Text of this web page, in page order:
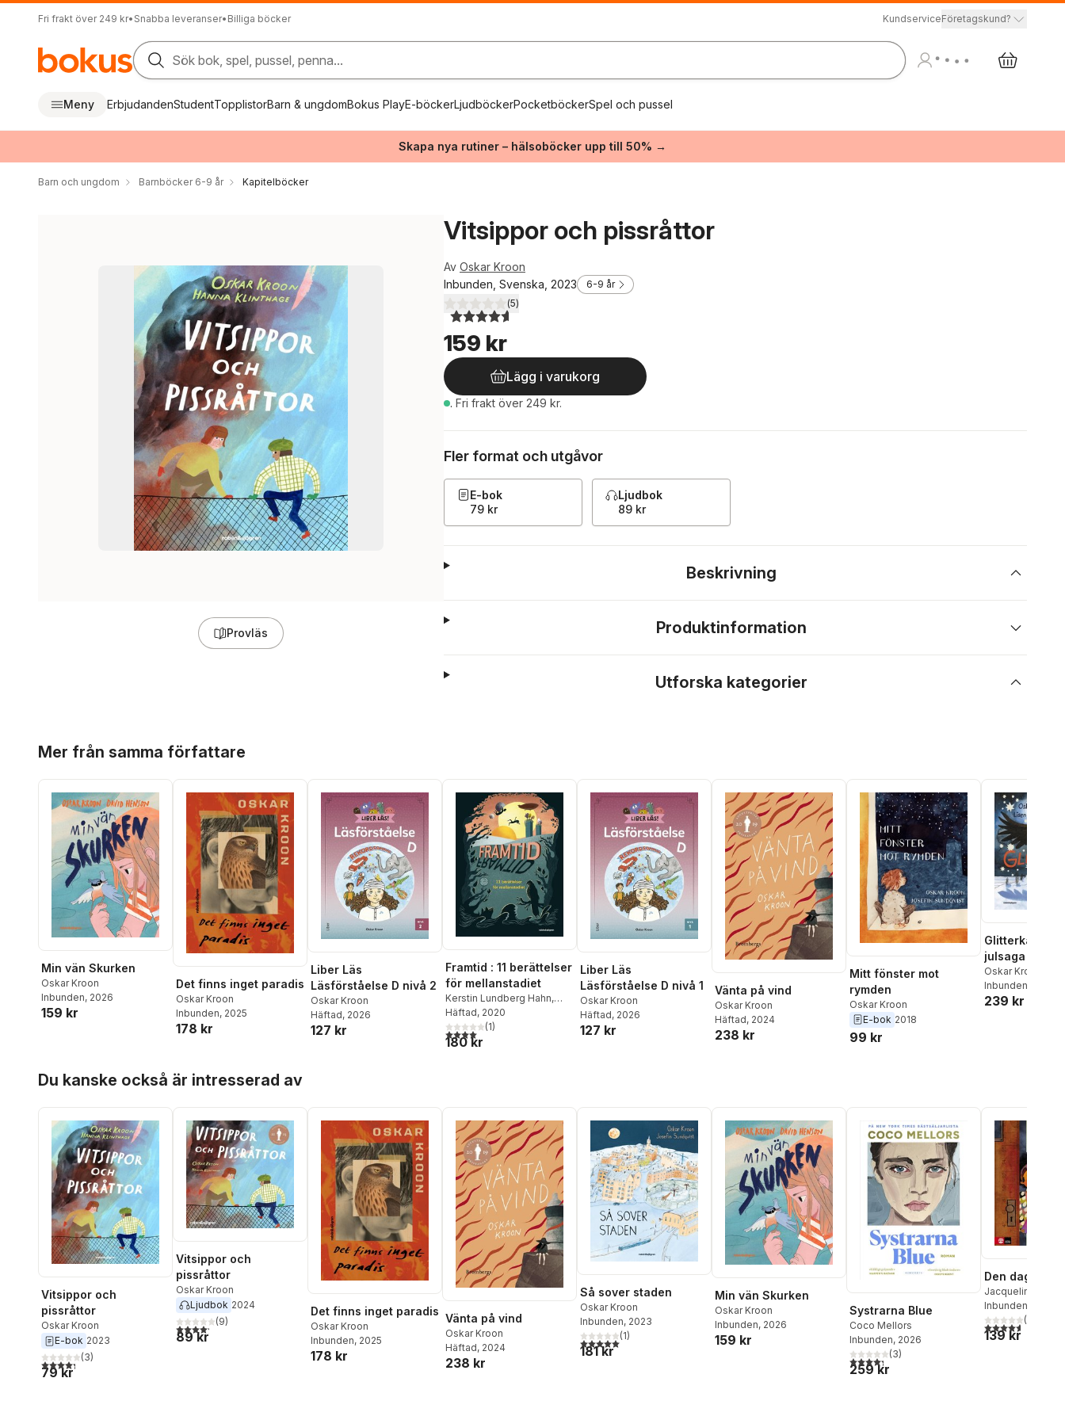
Fri frakt över 249 kr• Snabba leveranser• Billiga böcker KundserviceFöretagskund?
Sök bok, spel, pussel, penna...
Meny ErbjudandenStudentTopplistorBarn & ungdomBokus PlayE-böckerLjudböckerPocketböckerSpel och pussel
Skapa nya rutiner – hälsoböcker upp till 50% →
Barn och ungdom Barnböcker 6-9 år Kapitelböcker
Provläs
Vitsippor och pissråttor
Av Oskar Kroon
Inbunden, Svenska, 2023
6-9 år
4,6utav 5 stjärnor. Totalt antal röster:
(5)
159 kr
Lägg i varukorg
. Fri frakt över 249 kr.
Fler format och utgåvor
E-bok
79 kr
Ljudbok
89 kr
Beskrivning
Produktinformation
Utforska kategorier
Mer från samma författare
Min vän Skurken
Oskar Kroon
Inbunden, 2026
159 kr
Det finns inget paradis
Oskar Kroon
Inbunden, 2025
178 kr
Liber Läs
Läsförståelse D nivå 2
Oskar Kroon
Häftad, 2026
127 kr
Framtid : 11 berättelser
för mellanstadiet
Kerstin Lundberg Hahn,
Karin Aspenström
Källner,Oskar Kroon
Ömalm Ronvall
Häftad, 2020
4,0utav 5 stjärnor. Totalt antal röster:
(1)
180 kr
Liber Läs
Läsförståelse D nivå 1
Oskar Kroon
Häftad, 2026
127 kr
Vänta på vind
Oskar Kroon
Häftad, 2024
238 kr
Mitt fönster mot
rymden
Oskar Kroon
E-bok 2018
99 kr
julsaga
Oskar Kroon
Inbunden
239 kr
Du kanske också är intresserad av
Vitsippor och
pissråttor
Oskar Kroon
E-bok 2023
4,3utav 5 stjärnor. Totalt antal röster:
(3)
79 kr
Vitsippor och
pissråttor
Oskar Kroon
Ljudbok 2024
4,2utav 5 stjärnor. Totalt antal röster:
(9)
89 kr
Det finns inget paradis
Oskar Kroon
Inbunden, 2025
178 kr
Vänta på vind
Oskar Kroon
Häftad, 2024
238 kr
Så sover staden
Oskar Kroon
Inbunden, 2023
5,0utav 5 stjärnor. Totalt antal röster:
(1)
181 kr
Min vän Skurken
Oskar Kroon
Inbunden, 2026
159 kr
Systrarna Blue
Coco Mellors
Inbunden, 2026
4,3utav 5 stjärnor. Totalt antal röster:
(3)
259 kr
Den dag du
Jacqueline
Inbunden
4,6utav 5(
139 kr